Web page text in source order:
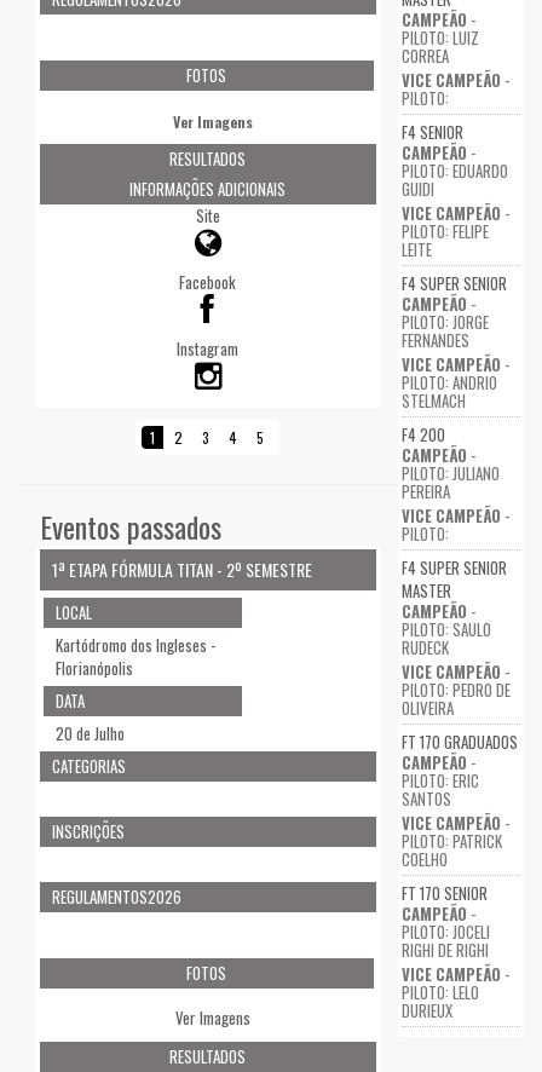
FOTOS
Ver Imagens
RESULTADOS
INFORMAÇÕES ADICIONAIS
Site
Facebook
Instagram
1 2 3 4 5
Eventos passados
1ª ETAPA FÓRMULA TITAN - 2º SEMESTRE
LOCAL
Kartódromo dos Ingleses -
Florianópolis
DATA
20 de Julho
CATEGORIAS
INSCRIÇÕES
REGULAMENTOS2026
FOTOS
Ver Imagens
RESULTADOS
CAMPEÃO -
PILOTO: LUIZ
CORREA
VICE CAMPEÃO -
PILOTO:
F4 SENIOR
CAMPEÃO -
PILOTO: EDUARDO
GUIDI
VICE CAMPEÃO -
PILOTO: FELIPE
LEITE
F4 SUPER SENIOR
CAMPEÃO -
PILOTO: JORGE
FERNANDES
VICE CAMPEÃO -
PILOTO: ANDRIO
STELMACH
F4 200
CAMPEÃO -
PILOTO: JULIANO
PEREIRA
VICE CAMPEÃO -
PILOTO:
F4 SUPER SENIOR
MASTER
CAMPEÃO -
PILOTO: SAULO
RUDECK
VICE CAMPEÃO -
PILOTO: PEDRO DE
OLIVEIRA
FT 170 GRADUADOS
CAMPEÃO -
PILOTO: ERIC
SANTOS
VICE CAMPEÃO -
PILOTO: PATRICK
COELHO
FT 170 SENIOR
CAMPEÃO -
PILOTO: JOCELI
RIGHI DE RIGHI
VICE CAMPEÃO -
PILOTO: LELO
DURIEUX